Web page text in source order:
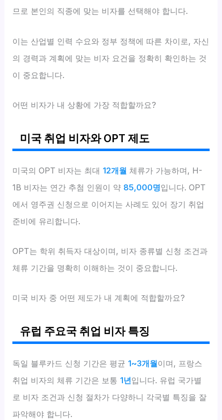
므로 본인의 직종에 맞는 비자를 선택해야 합니다.
이는 산업별 인력 수요와 정부 정책에 따른 차이로, 자신
의 경력과 계획에 맞는 비자 요건을 정확히 확인하는 것
이 중요합니다.
어떤 비자가 내 상황에 가장 적합할까요?
미국 취업 비자와 OPT 제도
미국의 OPT 비자는 최대 12개월 체류가 가능하며, H-
1B 비자는 연간 추첨 인원이 약 85,000명입니다. OPT
에서 영주권 신청으로 이어지는 사례도 있어 장기 취업
준비에 유리합니다.
OPT는 학위 취득자 대상이며, 비자 종류별 신청 조건과
체류 기간을 명확히 이해하는 것이 중요합니다.
미국 비자 중 어떤 제도가 내 계획에 적합할까요?
유럽 주요국 취업 비자 특징
독일 블루카드 신청 기간은 평균 1~3개월이며, 프랑스
취업 비자의 체류 기간은 보통 1년입니다. 유럽 국가별
로 비자 조건과 신청 절차가 다양하니 각국별 특징을 잘
파악해야 합니다.